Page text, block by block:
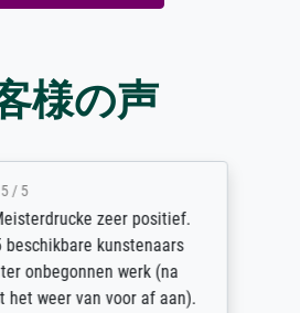
様の声
/ 5
zeer positief.
beschikbare kunstenaars
onbegonnen werk (na
het weer van voor af aan).